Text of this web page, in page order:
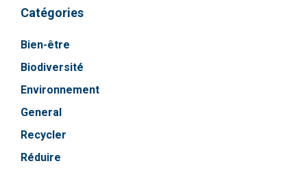
Catégories
Bien-être
Biodiversité
Environnement
General
Recycler
Réduire